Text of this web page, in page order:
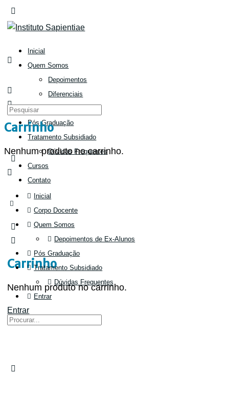
Inicial
Quem Somos
Depoimentos
Diferenciais
Corpo Docente
Pós Graduação
Tratamento Subsidiado
Dúvidas Frequentes
Cursos
Contato
Carrinho
Nenhum produto no carrinho.
Entrar
Carrinho
Nenhum produto no carrinho.
Inicial
Corpo Docente
Quem Somos
Depoimentos de Ex-Alunos
Pós Graduação
Tratamento Subsidiado
Dúvidas Frequentes
Entrar